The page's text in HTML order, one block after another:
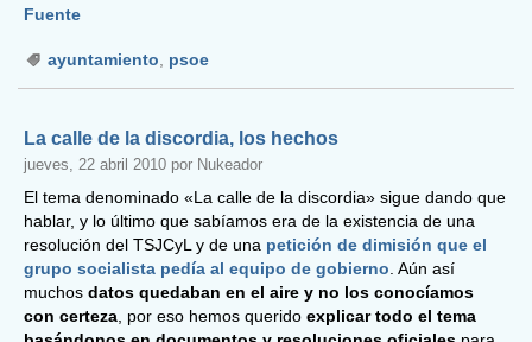
Fuente
ayuntamiento psoe
La calle de la discordia, los hechos
jueves, 22 abril 2010 por Nukeador
El tema denominado «La calle de la discordia» sigue dando que
hablar, y lo último que sabíamos era de la existencia de una
resolución del TSJCyL y de una petición de dimisión que el
grupo socialista pedía al equipo de gobierno. Aún así
muchos datos quedaban en el aire y no los conocíamos
con certeza, por eso hemos querido explicar todo el tema